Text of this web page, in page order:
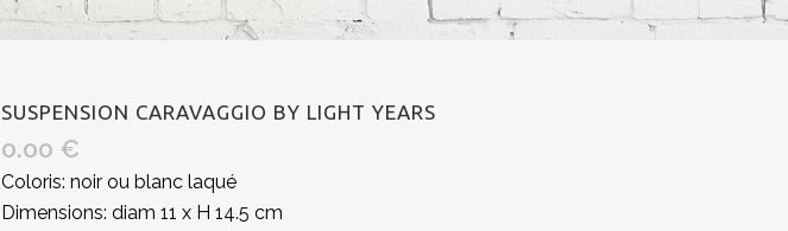
SUSPENSION CARAVAGGIO BY LIGHT YEARS
0.00 €
Coloris: noir ou blanc laqué
Dimensions: diam 11 x H 14.5 cm